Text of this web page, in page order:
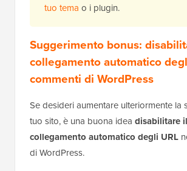
tuo tema o i plugin.
Suggerimento bonus:
collegamento automatico
commenti di WordPress
Se desideri aumentare ulteriormente la
tuo sito, è una buona idea disabilitare il
collegamento automatico degli URL
di WordPress.